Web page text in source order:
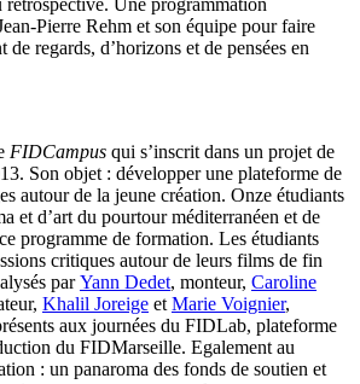
Pierre Rehm et son équipe pour faire
regards, d’horizons et de pensées en
FIDCampus qui s’inscrit dans un projet de
Son objet : développer une plateforme de
autour de la jeune création. Onze étudiants
et d’art du pourtour méditerranéen et de
programme de formation. Les étudiants
critiques autour de leurs films de fin
parYann Dedet, monteur, Caroline
Khalil Joreige et Marie Voignier,
aux journées du FIDLab, plateforme
du FIDMarseille. Egalement au
: un panaroma des fonds de soutien et